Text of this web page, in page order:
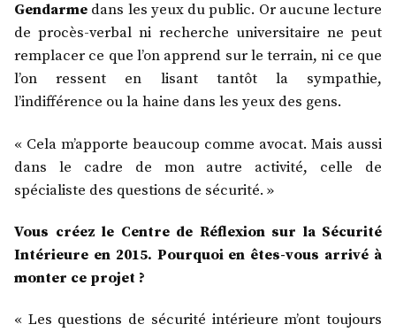
Gendarme dans les yeux du public. Or aucune lecture
de procès-verbal ni recherche universitaire ne peut
remplacer ce que l’on apprend sur le terrain, ni ce que
l’on ressent en lisant tantôt la sympathie,
l’indifférence ou la haine dans les yeux des gens.
« Cela m’apporte beaucoup comme avocat. Mais aussi
dans le cadre de mon autre activité, celle de
spécialiste des questions de sécurité. »
Vous créez le Centre de Réflexion sur la Sécurité
Intérieure en 2015. Pourquoi en êtes-vous arrivé à
monter ce projet ?
« Les questions de sécurité intérieure m’ont toujours